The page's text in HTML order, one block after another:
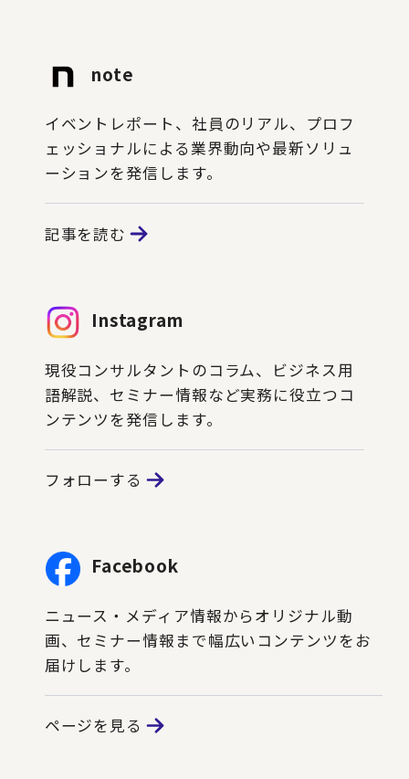
note
イベントレポート、社員のリアル、プロフ
ェッショナルによる業界動向や最新ソリュ
ーションを発信します。
記事を読む
Instagram
現役コンサルタントのコラム、ビジネス用
語解説、セミナー情報など実務に役立つコ
ンテンツを発信します。
フォローする
Facebook
ニュース・メディア情報からオリジナル動
画、セミナー情報まで幅広いコンテンツをお
届けします。
ページを見る